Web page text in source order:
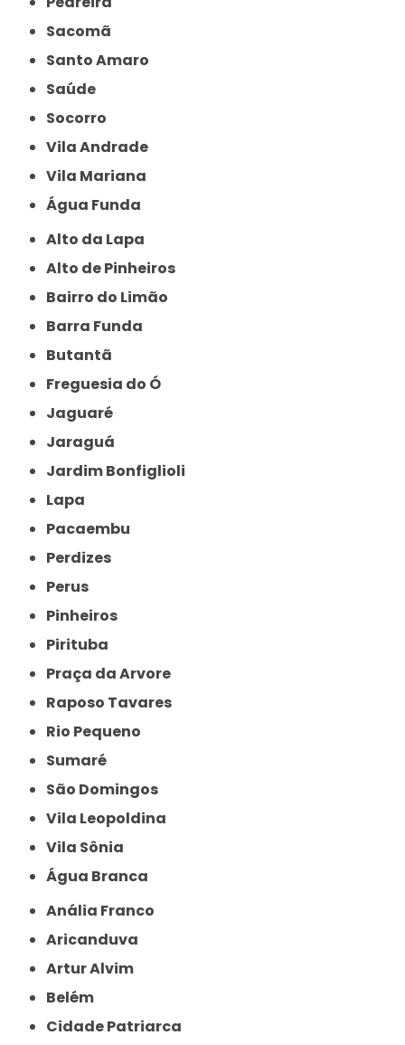
Sacomã
Santo Amaro
Saúde
Socorro
Vila Andrade
Vila Mariana
Água Funda
Alto da Lapa
Alto de Pinheiros
Bairro do Limão
Barra Funda
Butantã
Freguesia do Ó
Jaguaré
Jaraguá
Jardim Bonfiglioli
Lapa
Pacaembu
Perdizes
Perus
Pinheiros
Pirituba
Praça da Arvore
Raposo Tavares
Rio Pequeno
Sumaré
São Domingos
Vila Leopoldina
Vila Sônia
Água Branca
Anália Franco
Aricanduva
Artur Alvim
Belém
Cidade Patriarca